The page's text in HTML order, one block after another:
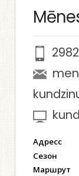
Адресс
Сезон
Маршрут